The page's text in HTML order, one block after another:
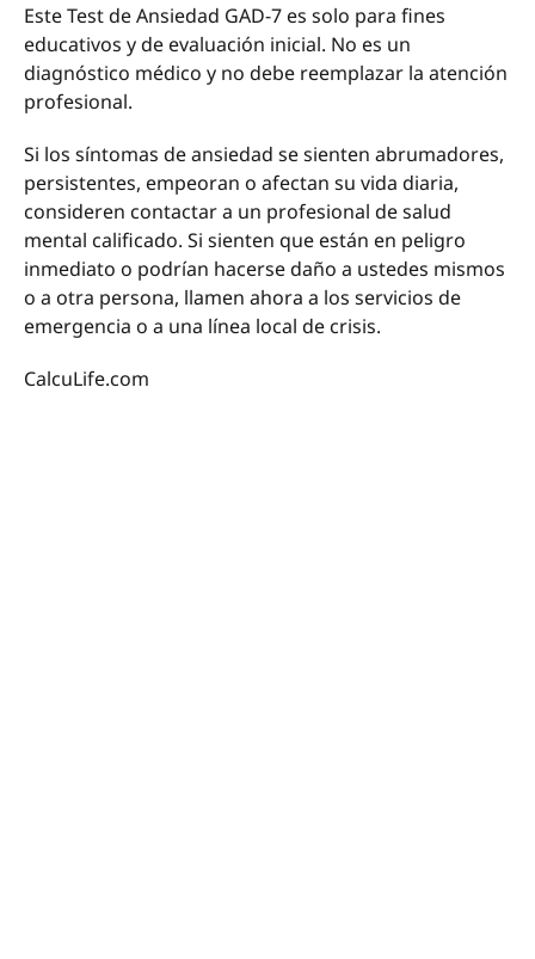
Este Test de Ansiedad GAD-7 es solo para fines
educativos y de evaluación inicial. No es un
diagnóstico médico y no debe reemplazar la atención
profesional.
Si los síntomas de ansiedad se sienten abrumadores,
persistentes, empeoran o afectan su vida diaria,
consideren contactar a un profesional de salud
mental calificado. Si sienten que están en peligro
inmediato o podrían hacerse daño a ustedes mismos
o a otra persona, llamen ahora a los servicios de
emergencia o a una línea local de crisis.
CalcuLife.com